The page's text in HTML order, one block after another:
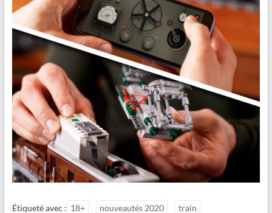
Étiqueté avec : 18+ nouveautés 2020 train